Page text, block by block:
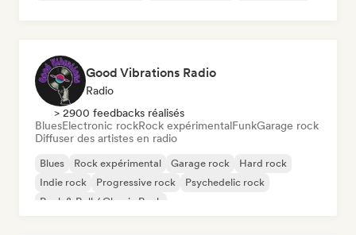
Good Vibrations Radio
Radio
> 2900 feedbacks réalisés
BluesElectronic rockRock expérimentalFunkGarage rock
Diffuser des artistes en radio
Blues Rock expérimental Garage rock
Hard rock
Indie rock
Progressive rock
Psychedelic rock
Rock & Roll / Classic Rock